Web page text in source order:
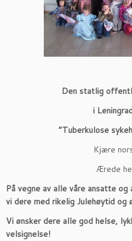
Den statlig
i
”Tuberkulose
Kjære
Ærede
På vegne av alle våre ansatte
vi dere med rikelig Julehøytid
Vi ønsker dere alle god helse,
velsignelse!